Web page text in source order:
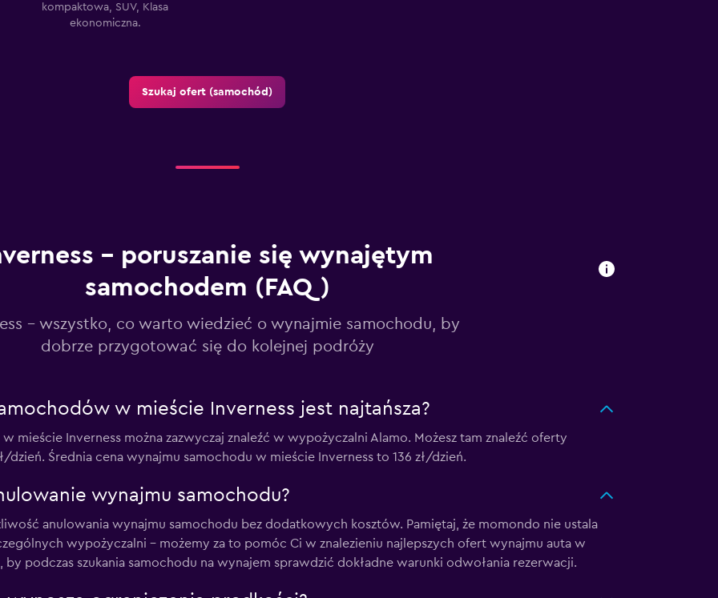
kompaktowa, SUV, Klasa
ekonomiczna.
Szukaj ofert (samochód)
– poruszanie się wynajętym
samochodem (FAQ)
- wszystko, co warto wiedzieć o wynajmie samochodu, by
dobrze przygotować się do kolejnej podróży
w mieście Inverness jest najtańsza?
mieście Inverness można zazwyczaj znaleźć w wypożyczalni Alamo. Możesz tam znaleźć oferty
dzień. Średnia cena wynajmu samochodu w mieście Inverness to 136 zł/dzień.
wynajmu samochodu?
anulowania wynajmu samochodu bez dodatkowych kosztów. Pamiętaj, że momondo nie ustala
wypożyczalni – możemy za to pomóc Ci w znalezieniu najlepszych ofert wynajmu auta w
by podczas szukania samochodu na wynajem sprawdzić dokładne warunki odwołania rezerwacji.